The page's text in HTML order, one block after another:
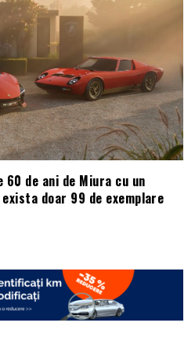
de ani de Miura cu un
exista doar 99 de exemplare